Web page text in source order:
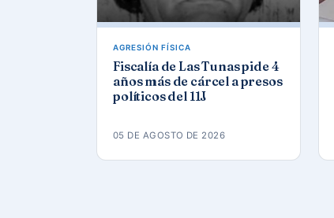
AGRESIÓN FÍSICA
Fiscalía de Las Tunas pide 4
años más de cárcel a presos
políticos del 11J
05 DE AGOSTO DE 2026